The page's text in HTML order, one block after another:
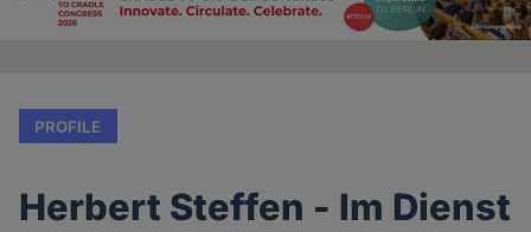
PROFILE
Herbert Steffen - Im Dienst